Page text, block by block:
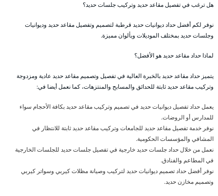
هل ترغب في تفصيل مقاعد حديد وتركيب جلسات حديد؟
نوفر لكم أفضل حداد ديوانيات حديد قرطبة لتصميم وتفصيل مقاعد حديد وديوانيات
وجلسات حديد بمختلف الموديلات وبألوان مميزة.
لماذا حداد مقاعد حديد هو الأفضل؟
يتميز حداد مقاعد حديد بالخبرة العالية في تفصيل وتصميم مقاعد حديد عادية ومزدوجة
وتركيب مقاعد حديد ثابتة للحدائق والمسابح والمنتزهات، كما نعمل أيضا في:
يعمل حداد تفصيل ديوانيات حديد في تصميم وتركيب مقاعد حديد بكافة الأحجام سواء
للمدارس أو الروضات.
نوفر خدمة تفصيل مقاعد حديد للجامعات وتركيب مقاعد حديد ثابتة للانتظار في
المشافي والمؤسسات الحكومية.
نعمل من خلال حداد جلسات حديد خارجية في تفصيل جلسات حديد للجلسات الخارجية
في المطاعم والفنادق.
نوفر أفضل حداد تصميم ديوانيات حديد لتركيب وصيانة مظلات كيربي وسواتر كيربي
وتصميم مخازن حديد.